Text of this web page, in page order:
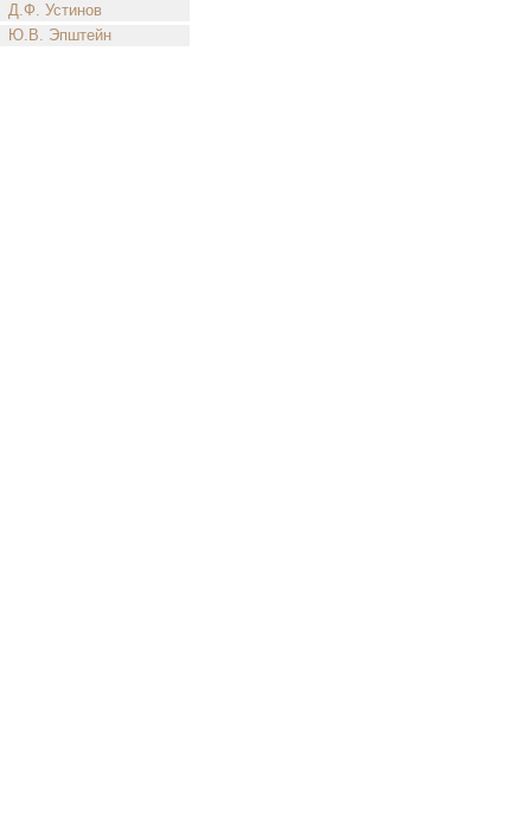
Д.Ф. Устинов
Ю.В. Эпштейн